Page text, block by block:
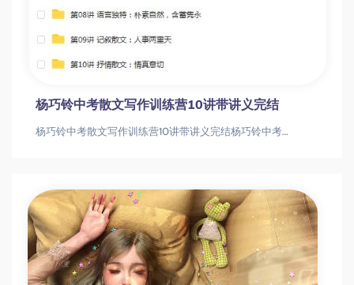
杨巧铃中考散文写作训练营10讲带讲义完结
杨巧铃中考散文写作训练营10讲带讲义完结杨巧铃中考散文写作训练营10讲带讲义完结